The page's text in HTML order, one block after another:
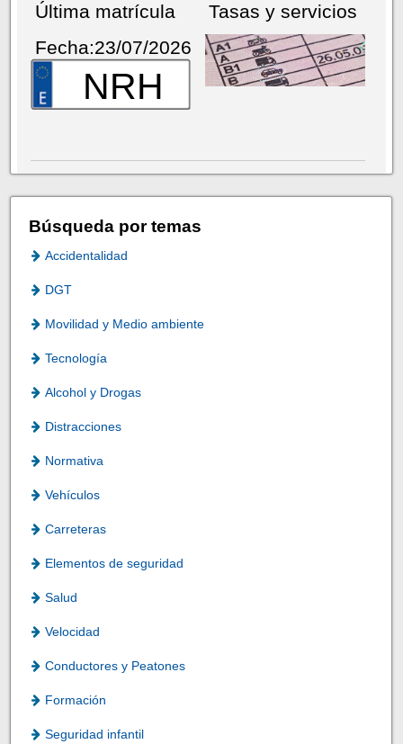
Última matrícula
Fecha:23/07/2026
NRH
Tasas y servicios
Búsqueda por temas
Accidentalidad
DGT
Movilidad y Medio ambiente
Tecnología
Alcohol y Drogas
Distracciones
Normativa
Vehículos
Carreteras
Elementos de seguridad
Salud
Velocidad
Conductores y Peatones
Formación
Seguridad infantil